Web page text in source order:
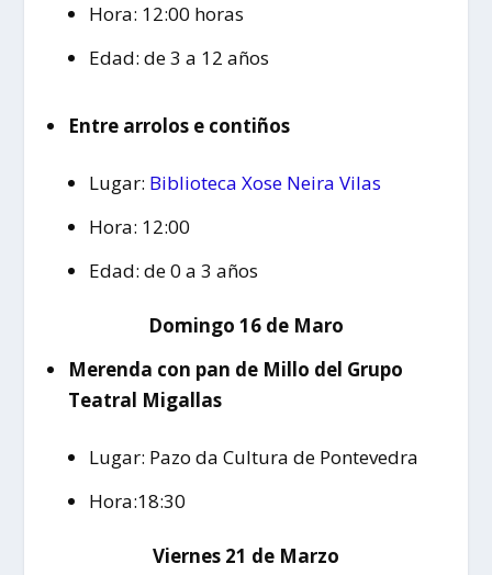
Hora: 12:00 horas
Edad: de 3 a 12 años
Entre arrolos e contiños
Lugar: Biblioteca Xose Neira Vilas
Hora: 12:00
Edad: de 0 a 3 años
Domingo 16 de Maro
Merenda con pan de Millo del Grupo
Teatral Migallas
Lugar: Pazo da Cultura de Pontevedra
Hora:18:30
Viernes 21 de Marzo